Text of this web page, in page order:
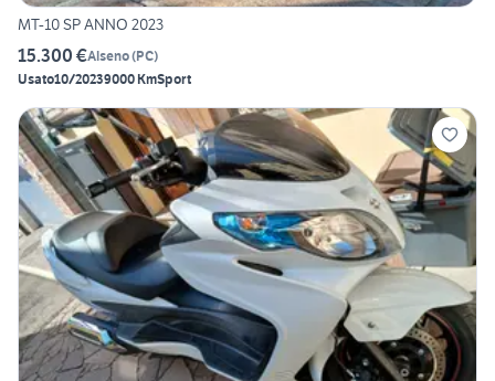
MT-10 SP ANNO 2023
15.300 €Alseno(PC)
Usato10/20239000 KmSport